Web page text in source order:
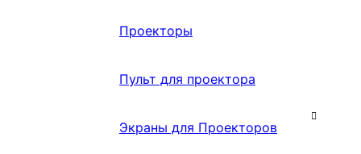
Проекторы
Пульт для проектора
Экраны для Проекторов